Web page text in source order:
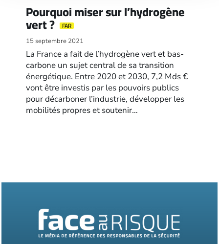
Pourquoi miser sur l’hydrogène
vert ? FAR
15 septembre 2021
La France a fait de l’hydrogène vert et bas-
carbone un sujet central de sa transition
énergétique. Entre 2020 et 2030, 7,2 Mds €
vont être investis par les pouvoirs publics
pour décarboner l’industrie, développer les
mobilités propres et soutenir…